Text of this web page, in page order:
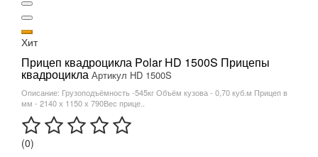
Хит
Прицеп квадроцикла Polar HD 1500S Прицепы
квадроцикла Артикул HD 1500S
Описание: Грузоподъёмность -545кг Объём кузова - 0,70 куб.м Прицеп в
мм - 2140 х 1150 х 790Вес прице..
(0)